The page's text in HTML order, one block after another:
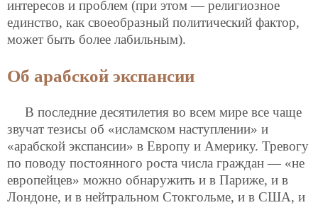
интересов и проблем (при этом — религиозное
единство, как своеобразный политический фактор,
может быть более лабильным).
Об арабской экспансии
В последние десятилетия во всем мире все чаще
звучат тезисы об «исламском наступлении» и
«арабской экспансии» в Европу и Америку. Тревогу
по поводу постоянного роста числа граждан — «не
европейцев» можно обнаружить и в Париже, и в
Лондоне, и в нейтральном Стокгольме, и в США, и